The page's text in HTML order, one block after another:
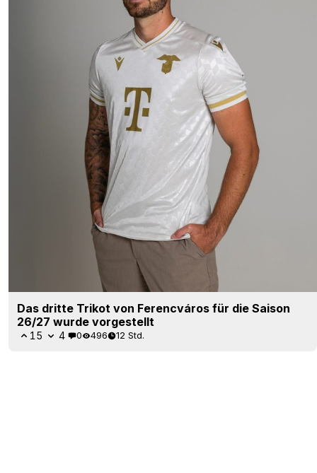
Das dritte Trikot von Ferencváros für die Saison
26/27 wurde vorgestellt
15 4 0 496 12 Std.